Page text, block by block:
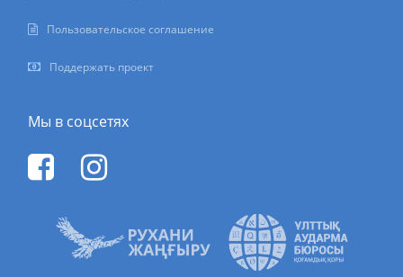
Пользовательское соглашение
Поддержать проект
Мы в соцсетях